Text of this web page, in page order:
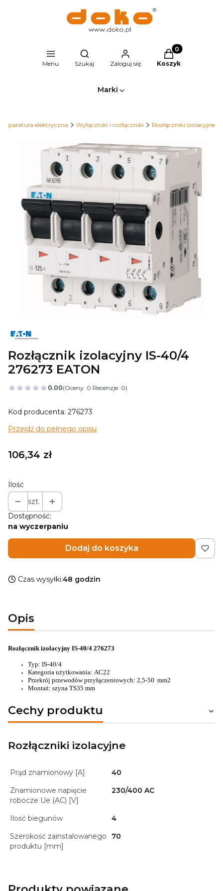
Menu
Otwórz wyszukiwarkę
Szukaj Zaloguj się
Produkty w
Koszyk
Marki
Aparatura elektryczna Wyłączniki i rozłączniki Rozłączniki izolacyjne
Rozłącznik izolacyjny IS-40/4
276273 EATON
0.00(Oceny: 0 Recenzje: 0)
Kod producenta: 276273
Przejdź do pełnego opisu
Cena
106,34 zł
Ilość
szt.
Dostępność:
na wyczerpaniu
Dodaj do koszyka
Czas wysyłki:48 godzin
Opis
Rozłącznik izolacyjny IS-40/4 276273
Typ: IS-40/4
Kategoria użytkowania: AC22
Przekrój przewodów przyłączeniowych: 2,5-50 mm2
Montaż: szyna TS35 mm
Cechy produktu
Rozłączniki izolacyjne
Prąd znamionowy [A]
40
Znamionowe napięcie
robocze Ue (AC) [V]
230/400 AC
Ilość biegunów
4
Szerokość zainstalowanego
produktu [mm]
70